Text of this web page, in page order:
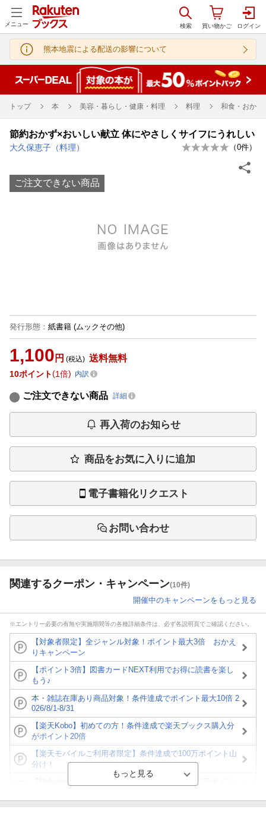
メニュー
熊本地震による配送の影響について
トップ 本 美容・暮らし・健康・料理 料理 和食・おかず
節約おかず×おいしい献立 体にやさしくサイフにうれしい
大久保恵子（料理） （0件）
ご注文できない商品
発行形態 ： 紙書籍 (ムックその他)
1,100 円 (税込) 送料無料
10ポイント 1倍 内訳
ご注文できない商品 詳細
再入荷のお知らせ
商品をお気に入りに追加
電子書籍化リクエスト
お問い合わせ
関連するクーポン・キャンペーン(10件)
開催中のキャンペーンをもっと見る
※エントリー必要の有無や実施期間等の各種詳細条件は、必ず各説明頁でご確認ください。
【対象者限定】全ジャンル対象！ポイント最大3倍 おかえ
りキャンペーン
【ポイント3倍】図書カードNEXT利用でお得に読書を楽し
もう♪
本・雑誌在庫あり商品対象！条件達成でポイント最大10倍 2
026/8/1-8/31
【楽天Kobo】初めての方！条件達成で楽天ブックス購入分
がポイント20倍
【楽天モバイルご利用者限定】条件達成で100万ポイント山
分け！